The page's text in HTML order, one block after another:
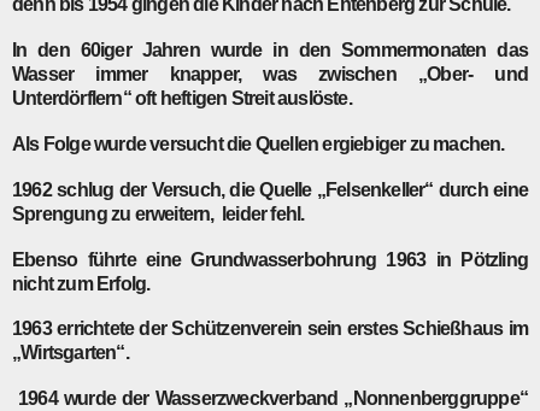
denn bis 1954 gingen die Kinder nach Entenberg zur Schule.
In den 60iger Jahren wurde in den Sommermonaten das
Wasser immer knapper, was zwischen „Ober- und
Unterdörflern“ oft heftigen Streit auslöste.
Als Folge wurde versucht die Quellen ergiebiger zu machen.
1962schlug der Versuch, die Quelle „Felsenkeller“ durch eine
Sprengung zu erweitern, leider fehl.
Ebenso führte eine Grundwasserbohrung 1963in Pötzling
nicht zum Erfolg.
1963errichtete der Schützenverein sein erstes Schießhaus im
„Wirtsgarten“.
1964 wurde der Wasserzweckverband „Nonnenberggruppe“